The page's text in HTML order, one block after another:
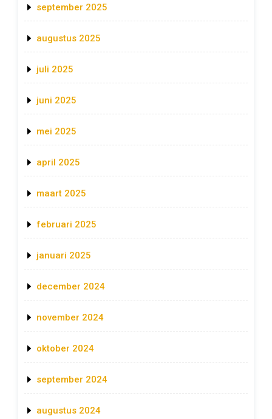
september 2025
augustus 2025
juli 2025
juni 2025
mei 2025
april 2025
maart 2025
februari 2025
januari 2025
december 2024
november 2024
oktober 2024
september 2024
augustus 2024